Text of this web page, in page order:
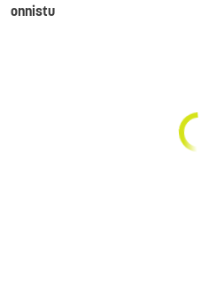
onnistu